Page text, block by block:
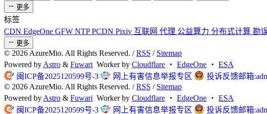
更多
标签
CDN EdgeOne GFW NTPPCDN Pixiv 互联网 代理 公益算力 分布式计算 勘
更多
© 2026 AzureMio. All Rights Reserved. /RSS / Sitemap
Powered by Astro & Fuwari Worker by Cloudflare ・ EdgeOne ・ ESA
闽ICP备2025120599号-3
网上有害信息举报专区
投诉反馈邮箱
© 2026 AzureMio. All Rights Reserved. /RSS / Sitemap
Powered by Astro & Fuwari Worker by Cloudflare ・ EdgeOne ・ ESA
闽ICP备2025120599号-3
网上有害信息举报专区 投诉反馈邮箱